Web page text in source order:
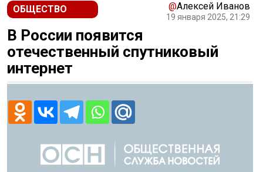
ОБЩЕСТВО @Алексей Иванов
19 января 2025, 21:29
В России появится
отечественный спутниковый
интернет